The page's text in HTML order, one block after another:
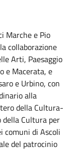
Marche e Pio
collaborazione
Arti, Paesaggio
e Macerata, e
e Urbino, con
alla
della Cultura-
Cultura per
comuni di Ascoli
del patrocinio